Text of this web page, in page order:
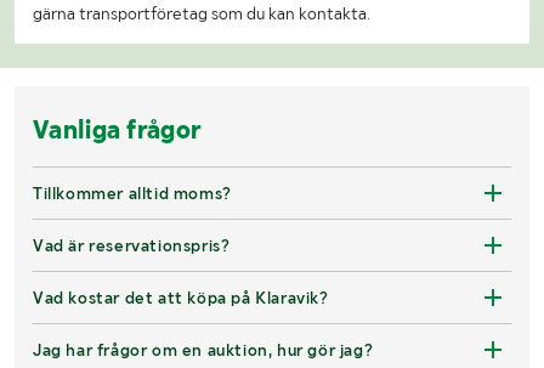
gärna transportföretag som du kan kontakta.
Vanliga frågor
Tillkommer alltid moms?
Vad är reservationspris?
Vad kostar det att köpa på Klaravik?
Jag har frågor om en auktion, hur gör jag?